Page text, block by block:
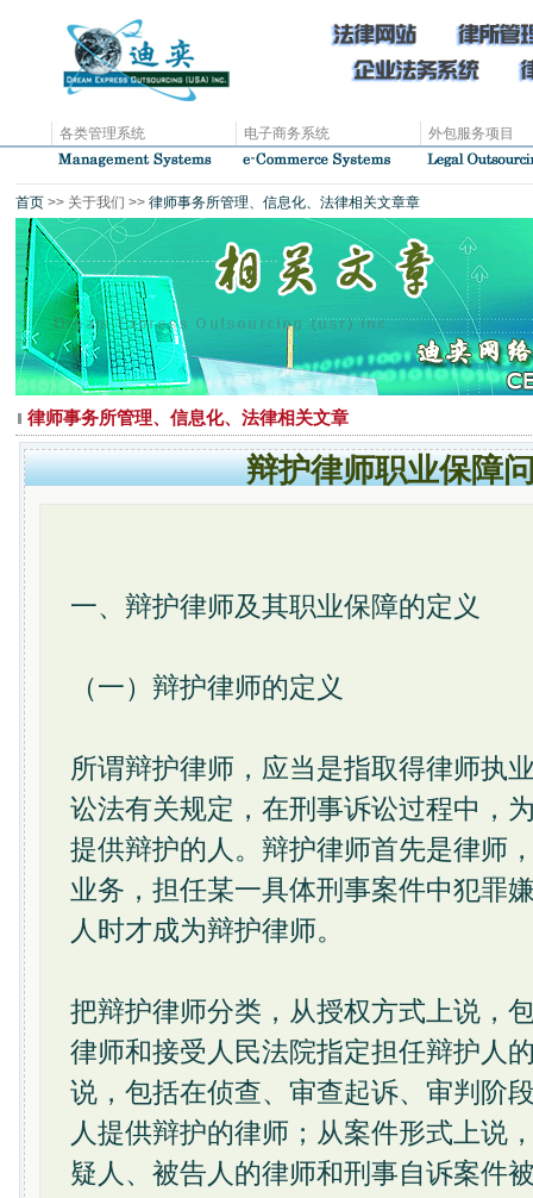
各类管理系统 电子商务系统 外包服务项目
首页 >> 关于我们 >> 律师事务所管理、信息化、法律相关文章章
律师事务所管理、信息化、法律相关文章
辩护律师职业保障
一、辩护律师及其职业保障的定义
（一）辩护律师的定义
所谓辩护律师，应当是指取得律师执
讼法有关规定，在刑事诉讼过程中，
提供辩护的人。辩护律师首先是律师
业务，担任某一具体刑事案件中犯罪
人时才成为辩护律师。
把辩护律师分类，从授权方式上说，
律师和接受人民法院指定担任辩护人
说，包括在侦查、审查起诉、审判阶
人提供辩护的律师；从案件形式上说
疑人、被告人的律师和刑事自诉案件